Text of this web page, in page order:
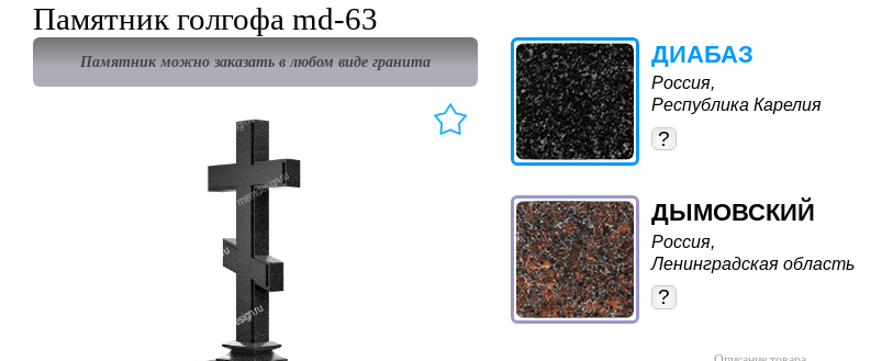
Памятник голгофа md-63
Памятник можно заказать в любом виде гранита ДИАБАЗ
Россия,
Республика Карелия
?
ДЫМОВСКИЙ
Россия,
Ленинградская область
?